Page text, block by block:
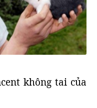
không tai của